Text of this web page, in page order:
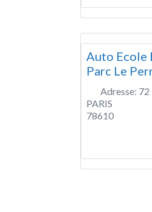
Auto Ecole
Parc Le
Adresse: 72
PARIS
78610